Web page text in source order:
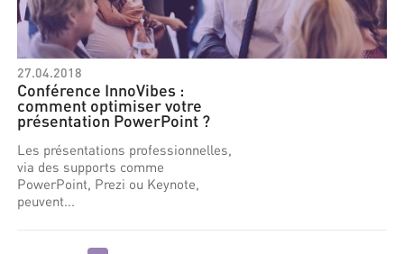
27.04.2018
Conférence InnoVibes :
comment optimiser votre
présentation PowerPoint ?
Les présentations professionnelles,
via des supports comme
PowerPoint, Prezi ou Keynote,
peuvent...